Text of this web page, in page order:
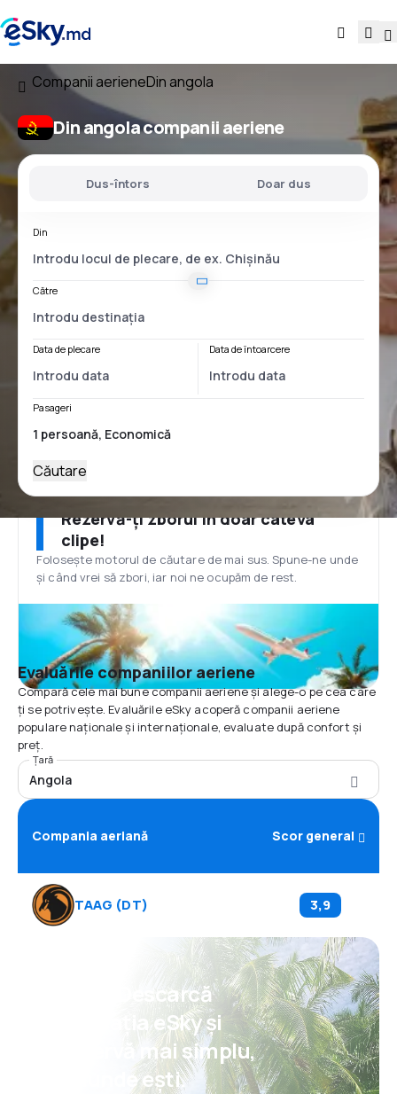
Companii aerieneDin angola
Din angola companii aeriene
Dus-întors Doar dus
Din
Către
Data de plecare Data de întoarcere
Pasageri
Căutare
Rezervă-ți zborul în doar câteva
clipe!
Folosește motorul de căutare de mai sus. Spune-ne unde
și când vrei să zbori, iar noi ne ocupăm de rest.
Evaluările companiilor aeriene
Compară cele mai bune companii aeriene și alege-o pe cea care
ți se potrivește. Evaluările eSky acoperă companii aeriene
populare naționale și internaționale, evaluate după confort și
preț.
Țară
Angola
Compania aeriană Scor general
TAAG (DT) 3,9
Psst! Descarcă
aplicația eSky și
rezervă mai simplu,
oriunde ești.